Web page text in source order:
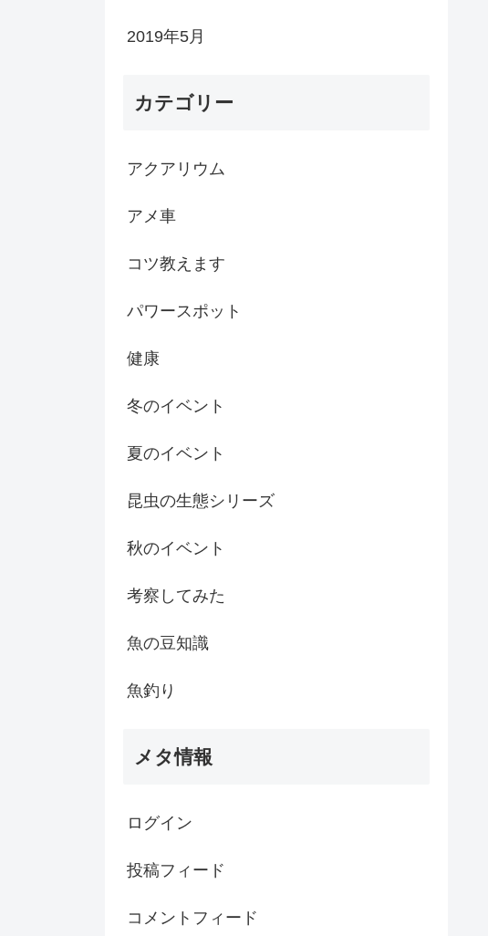
2019年5月
カテゴリー
アクアリウム
アメ車
コツ教えます
パワースポット
健康
冬のイベント
夏のイベント
昆虫の生態シリーズ
秋のイベント
考察してみた
魚の豆知識
魚釣り
メタ情報
ログイン
投稿フィード
コメントフィード